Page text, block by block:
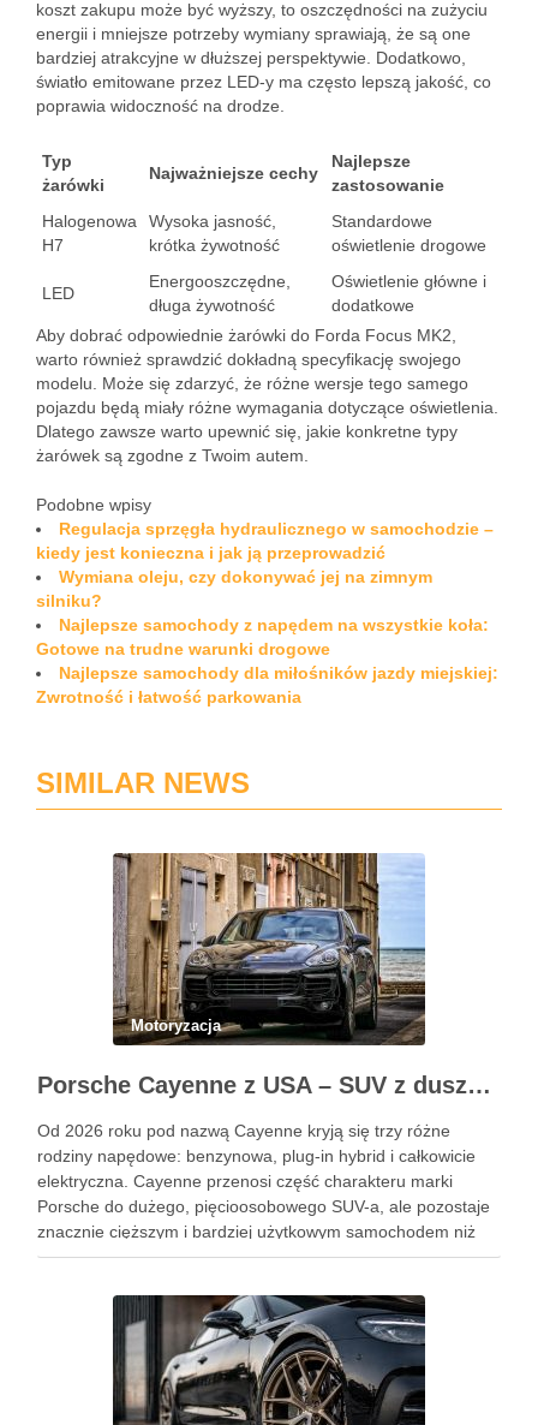
koszt zakupu może być wyższy, to oszczędności na zużyciu
energii i mniejsze potrzeby wymiany sprawiają, że są one
bardziej atrakcyjne w dłuższej perspektywie. Dodatkowo,
światło emitowane przez LED-y ma często lepszą jakość, co
poprawia widoczność na drodze.
Typ
żarówki
Najważniejsze cechy
Najlepsze
zastosowanie
Halogenowa
H7
Wysoka jasność,
krótka żywotność
Standardowe
oświetlenie drogowe
LED
Energooszczędne,
długa żywotność
Oświetlenie główne i
dodatkowe
Aby dobrać odpowiednie żarówki do Forda Focus MK2,
warto również sprawdzić dokładną specyfikację swojego
modelu. Może się zdarzyć, że różne wersje tego samego
pojazdu będą miały różne wymagania dotyczące oświetlenia.
Dlatego zawsze warto upewnić się, jakie konkretne typy
żarówek są zgodne z Twoim autem.
Podobne wpisy
Regulacja sprzęgła hydraulicznego w samochodzie –
kiedy jest konieczna i jak ją przeprowadzić
Wymiana oleju, czy dokonywać jej na zimnym
silniku?
Najlepsze samochody z napędem na wszystkie koła:
Gotowe na trudne warunki drogowe
Najlepsze samochody dla miłośników jazdy miejskiej:
Zwrotność i łatwość parkowania
SIMILAR NEWS
Motoryzacja
Porsche Cayenne z USA – SUV z duszą 911
Od 2026 roku pod nazwą Cayenne kryją się trzy różne
rodziny napędowe: benzynowa, plug-in hybrid i całkowicie
elektryczna. Cayenne przenosi część charakteru marki
Porsche do dużego, pięcioosobowego SUV-a, ale pozostaje
znacznie cięższym i bardziej użytkowym samochodem niż
911. Podobne wpisy Jak rozpoznać objawy uszkodzonego